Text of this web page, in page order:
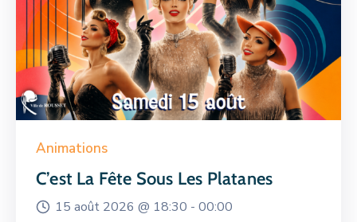
Animations
C’est La Fête Sous Les Platanes
15 août 2026 @ 18:30 - 00:00